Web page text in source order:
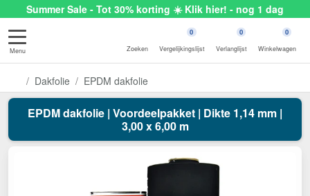
Summer Sale - Tot 30% korting ☀️ Klik hier! - nog 1 dag
Menu Zoeken
0
Vergelijkingslijst
0
Verlanglijst
0
Winkelwagen
Dakfolie EPDM dakfolie
EPDM dakfolie | Voordeelpakket | Dikte 1,14 mm |
3,00 x 6,00 m